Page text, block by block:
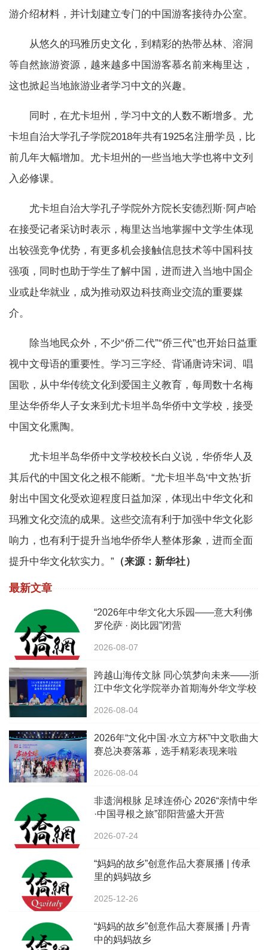
游介绍材料，并计划建立专门的中国游客接待办公室。
从悠久的玛雅历史文化，到精彩的热带丛林、溶洞
等自然旅游资源，越来越多中国游客慕名前来梅里达，
这也掀起当地旅游业者学习中文的兴趣。
同时，在尤卡坦州，学习中文的人数不断增多。尤
卡坦自治大学孔子学院2018年共有1925名注册学员，比
前几年大幅增加。尤卡坦州的一些当地大学也将中文列
入必修课。
尤卡坦自治大学孔子学院外方院长安德烈斯·阿卢哈
在接受记者采访时表示，梅里达当地掌握中文学生体现
出较强竞争优势，有更多机会接触信息技术等中国科技
强项，同时也助于学生了解中国，进而进入当地中国企
业或赴华就业，成为推动双边科技商业交流的重要媒
介。
除当地民众外，不少“侨二代”“侨三代”也开始日益重
视中文母语的重要性。学习三字经、背诵唐诗宋词、唱
国歌，从中华传统文化到爱国主义教育，每周数十名梅
里达华侨华人子女来到尤卡坦半岛华侨中文学校，接受
中国文化熏陶。
尤卡坦半岛华侨中文学校校长白义说，华侨华人及
其后代的中国文化之根不能断。“尤卡坦半岛‘中文热’折
射出中国文化受欢迎程度日益加深，体现出中华文化和
玛雅文化交流的成果。这些交流有利于加强中华文化影
响力，也有利于提升当地华侨华人整体形象，进而全面
提升中华文化软实力。” （来源：新华社）
最新文章
“2026年中华文化大乐园——意大利佛
罗伦萨 · 岗比园”闭营
2026-08-07
跨越山海传文脉 同心筑梦向未来——浙
江中华文化学院举办首期海外华文学校
2026-08-04
2026年“文化中国·水立方杯”中文歌曲大
赛总决赛落幕，选手精彩表现来啦
2026-08-04
非遗润根脉 足球连侨心 2026“亲情中华
·中国寻根之旅”邵阳营盛大开营
2026-07-24
“妈妈的故乡”创意作品大赛展播 | 传承
里的妈妈故乡
2025-12-26
“妈妈的故乡”创意作品大赛展播 | 丹青
中的妈妈故乡